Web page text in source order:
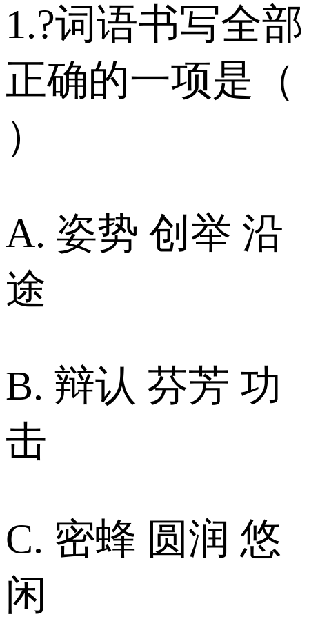
1.?词语书写全部
正确的一项是（
）
A. 姿势 创举 沿
途
B. 辩认 芬芳 功
击
C. 密蜂 圆润 悠
闲